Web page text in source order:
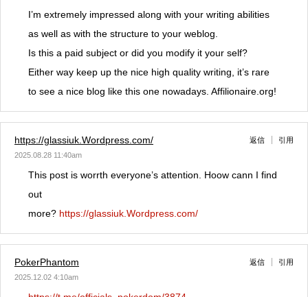
I’m extremely impressed along with your writing abilities
as well as with the structure to your weblog.
Is this a paid subject or did you modify it your self?
Either way keep up the nice high quality writing, it’s rare
to see a nice blog like this one nowadays. Affilionaire.org!
https://glassiuk.Wordpress.com/
2025.08.28 11:40am
返信 引用
This post is worrth everyone’s attention. Hoow cann I find
out
more? https://glassiuk.Wordpress.com/
PokerPhantom
2025.12.02 4:10am
返信 引用